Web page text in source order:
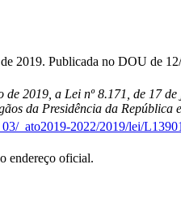
2019. Publicada no DOU de
2019, a Lei nº 8.171, de 17
da Presidência da República
_ato2019-2022/2019/lei/
endereço oficial.